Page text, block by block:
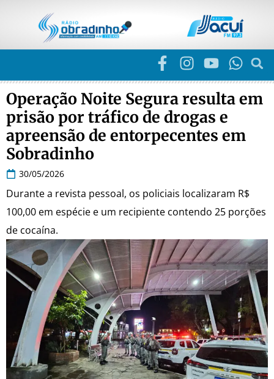
Operação Noite Segura resulta em
prisão por tráfico de drogas e
apreensão de entorpecentes em
Sobradinho
30/05/2026
Durante a revista pessoal, os policiais localizaram R$
100,00 em espécie e um recipiente contendo 25 porções
de cocaína.